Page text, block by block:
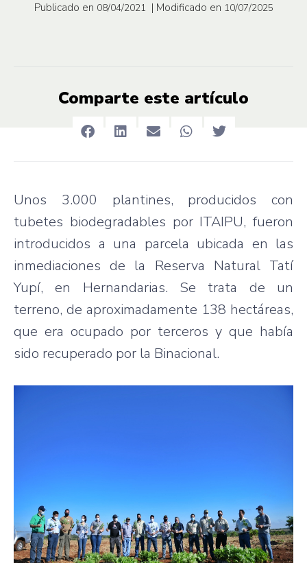
Publicado en 08/04/2021 | Modificado en 10/07/2025
Comparte este artículo
Unos 3.000 plantines, producidos con
tubetes biodegradables por ITAIPU, fueron
introducidos a una parcela ubicada en las
inmediaciones de la Reserva Natural Tatí
Yupí, en Hernandarias. Se trata de un
terreno, de aproximadamente 138 hectáreas,
que era ocupado por terceros y que había
sido recuperado por la Binacional.